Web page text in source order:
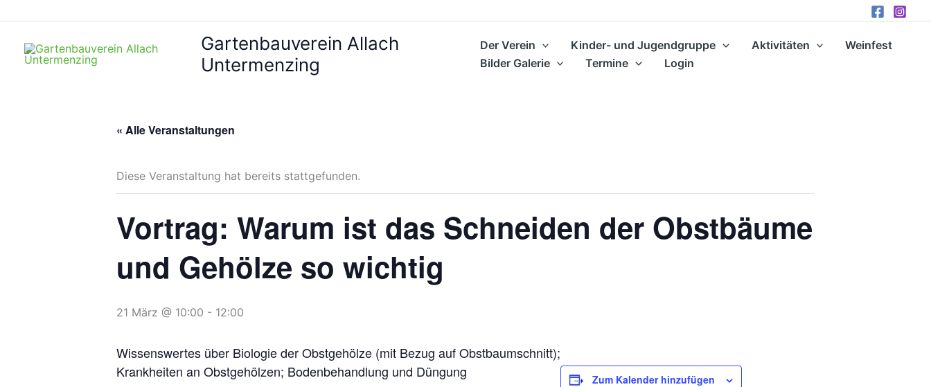
springen
Gartenbauverein Allach
Untermenzing
Der Verein Kinder- und Jugendgruppe Aktivitäten
Weinfest
Bilder Galerie
Termine Login
« Alle Veranstaltungen
Diese Veranstaltung hat bereits stattgefunden.
Vortrag: Warum ist das Schneiden der Obstbäume
und Gehölze so wichtig
21 März @ 10:00 - 12:00
Wissenswertes über Biologie der Obstgehölze (mit Bezug auf Obstbaumschnitt);
Krankheiten an Obstgehölzen; Bodenbehandlung und Düngung
Zum Kalender hinzufügen